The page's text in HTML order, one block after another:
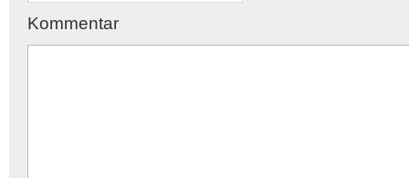
Kommentar